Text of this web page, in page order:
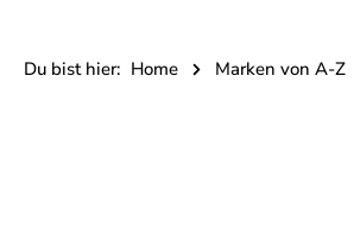
Du bist hier: Home Marken von A-Z